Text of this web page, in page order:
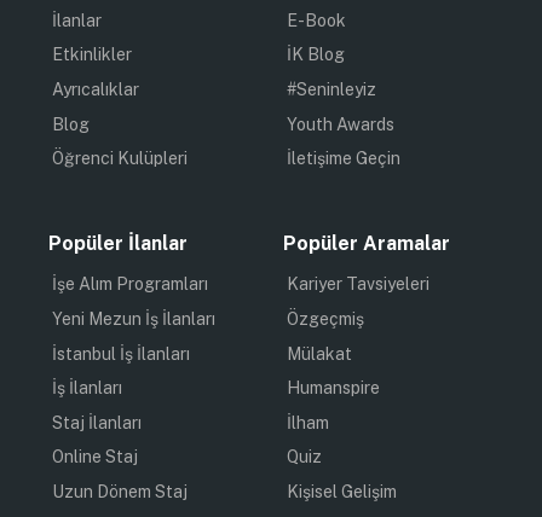
İlanlar
Etkinlikler
Ayrıcalıklar
Blog
Öğrenci Kulüpleri
E-Book
İK Blog
#Seninleyiz
Youth Awards
İletişime Geçin
Popüler İlanlar
İşe Alım Programları
Yeni Mezun İş İlanları
İstanbul İş İlanları
İş İlanları
Staj İlanları
Online Staj
Uzun Dönem Staj
Popüler Aramalar
Kariyer Tavsiyeleri
Özgeçmiş
Mülakat
Humanspire
İlham
Quiz
Kişisel Gelişim